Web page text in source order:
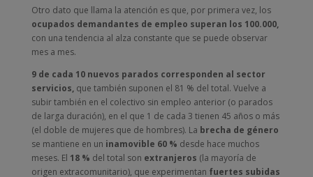
Otro dato que llama la atención es que, por primera vez, los
ocupados demandantes de empleo superan los 100.000,
con una tendencia al alza constante que se puede observar
mes a mes.
9 de cada 10 nuevos parados corresponden al sector
servicios,que también suponen el 81 % del total. Vuelve a
subir también en el colectivo sin empleo anterior (o parados
de larga duración), en el que 1 de cada 3 tienen 45 años o más
(el doble de mujeres que de hombres). La brecha de género
se mantiene en un inamovible 60 % desde hace muchos
meses. El 18 % del total son extranjeros (la mayoría de
origen extracomunitario), que experimentan fuertes subidas